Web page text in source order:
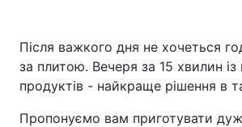
Після важкого дня не хочеться
за плитою. Вечеря за 15 хвилин із
продуктів - найкраще рішення в
Пропонуємо вам приготувати